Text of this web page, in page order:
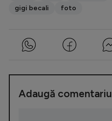
gigi becali
foto
Adaugă comentariu